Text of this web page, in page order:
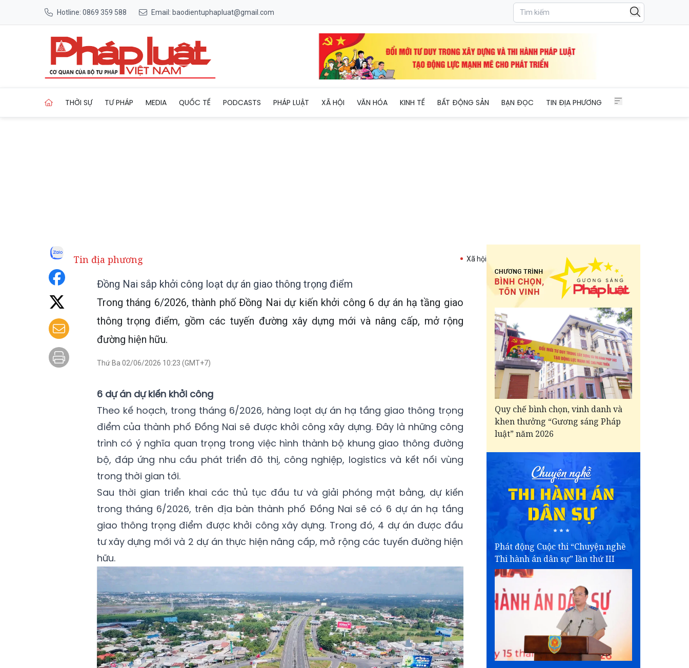
Hotline: 0869 359 588 Email: baodientuphapluat@gmail.com
THỜI SỰ TƯ PHÁP MEDIA QUỐC TẾ PODCASTS PHÁP LUẬT XÃ HỘI VĂN HÓA KINH TẾ BẤT ĐỘNG SẢN BẠN ĐỌC TIN ĐỊA PHƯƠNG
Tin địa phương Xã hội
Đồng Nai sắp khởi công loạt dự án giao thông trọng điểm
Trong tháng 6/2026, thành phố Đồng Nai dự kiến khởi công 6 dự án hạ tầng giao
thông trọng điểm, gồm các tuyến đường xây dựng mới và nâng cấp, mở rộng
đường hiện hữu.
Thứ Ba 02/06/2026 10:23 (GMT+7)
6 dự án dự kiến khởi công
Theo kế hoạch, trong tháng 6/2026, hàng loạt dự án hạ tầng giao thông trọng
điểm của thành phố Đồng Nai sẽ được khởi công xây dựng. Đây là những công
trình có ý nghĩa quan trọng trong việc hình thành bộ khung giao thông đường
bộ, đáp ứng nhu cầu phát triển đô thị, công nghiệp, logistics và kết nối vùng
trong thời gian tới.
Sau thời gian triển khai các thủ tục đầu tư và giải phóng mặt bằng, dự kiến
trong tháng 6/2026, trên địa bàn thành phố Đồng Nai sẽ có 6 dự án hạ tầng
giao thông trọng điểm được khởi công xây dựng. Trong đó, 4 dự án được đầu
tư xây dựng mới và 2 dự án thực hiện nâng cấp, mở rộng các tuyến đường hiện
hữu.
Quy chế bình chọn, vinh danh và
khen thưởng “Gương sáng Pháp
luật” năm 2026
Phát động Cuộc thi “Chuyện nghề
Thi hành án dân sự” lần thứ III